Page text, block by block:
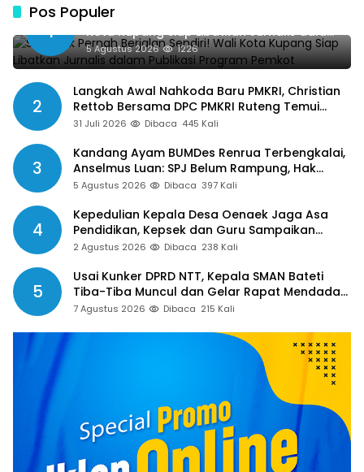
Pos Populer
1
SMSI Tak Pernah Berjalan Sendiri! Wali
Kota Kupang Siap Libatkan Jurnalis dalam
Publikasi Program Pemkot
5 Agustus 2026 1226
2
Langkah Awal Nahkoda Baru PMKRI, Christian
Rettob Bersama DPC PMKRI Ruteng Temui
Bupati Manggarai Perkuat Kolaborasi Masa
31 Juli 2026 Dibaca 445 Kali
3
Kandang Ayam BUMDes Renrua Terbengkalai,
Anselmus Luan: SPJ Belum Rampung, Hak
Aparat Desa Sejak Januari Belum Dibayar
5 Agustus 2026 Dibaca 397 Kali
4
Kepedulian Kepala Desa Oenaek Jaga Asa
Pendidikan, Kepsek dan Guru Sampaikan
Apresiasi
2 Agustus 2026 Dibaca 238 Kali
5
Usai Kunker DPRD NTT, Kepala SMAN Bateti
Tiba-Tiba Muncul dan Gelar Rapat Mendadak,
Guru Pertanyakan Hak 15 Persen yang Belum
7 Agustus 2026 Dibaca 215 Kali